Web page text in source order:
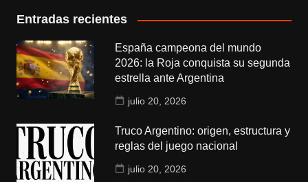
Entradas recientes
España campeona del mundo
2026: la Roja conquista su segunda
estrella ante Argentina
julio 20, 2026
Truco Argentino: origen, estructura y
reglas del juego nacional
julio 20, 2026